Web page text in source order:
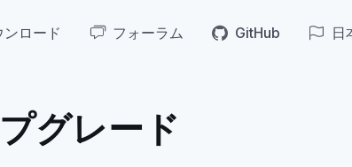
ンロード フォーラム GitHub 日
グレード